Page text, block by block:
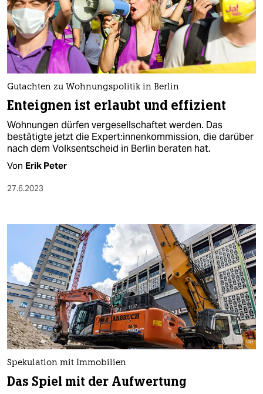
Gutachten zu Wohnungspolitik in Berlin
Enteignen ist erlaubt und effizient
Wohnungen dürfen vergesellschaftet werden. Das
bestätigte jetzt die Expert:innenkommission, die darüber
nach dem Volksentscheid in Berlin beraten hat.
Von Erik Peter
27.6.2023
Spekulation mit Immobilien
Das Spiel mit der Aufwertung